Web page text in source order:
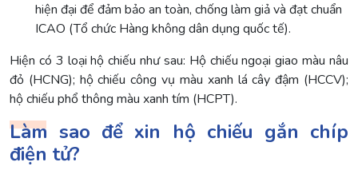
hiện đại để đảm bảo an toàn, chống làm giả và đạt chuẩn
ICAO (Tổ chức Hàng không dân dụng quốc tế).
Hiện có 3 loại hộ chiếu như sau: Hộ chiếu ngoại giao màu nâu
đỏ (HCNG); hộ chiếu công vụ màu xanh lá cây đậm (HCCV);
hộ chiếu phổ thông màu xanh tím (HCPT).
Làm sao để xin hộ chiếu gắn chíp
điện tử?